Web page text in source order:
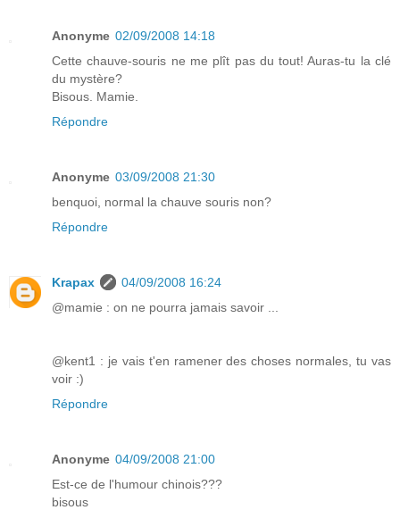
Anonyme 02/09/2008 14:18
Cette chauve-souris ne me plît pas du tout! Auras-tu la clé
du mystère?
Bisous. Mamie.
Répondre
Anonyme 03/09/2008 21:30
benquoi, normal la chauve souris non?
Répondre
Krapax
04/09/2008 16:24
@mamie : on ne pourra jamais savoir ...
@kent1 : je vais t'en ramener des choses normales, tu vas
voir :)
Répondre
Anonyme 04/09/2008 21:00
Est-ce de l'humour chinois???
bisous